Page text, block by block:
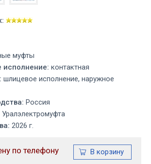
муфты
исполнение: контактная
шлицевое исполнение, наружное
Россия
Уралэлектромуфта
2026 г.
по телефону